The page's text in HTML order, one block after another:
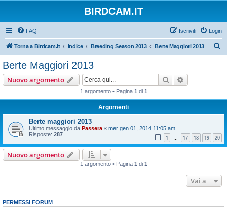
BIRDCAM.IT
FAQ Login
Iscriviti
Torna a Birdcam.it Indice Breeding Season 2013 Berte Maggiori 2013
Berte Maggiori 2013
Nuovo argomento Cerca
1 argomento • Pagina 1 di 1
Argomenti
Berte maggiori 2013
Ultimo messaggio da Passera « mer gen 01, 2014 11:05 am
Risposte: 287 1 … 17 18 19 20
Nuovo argomento
1 argomento • Pagina 1 di 1
Vai a
PERMESSI FORUM